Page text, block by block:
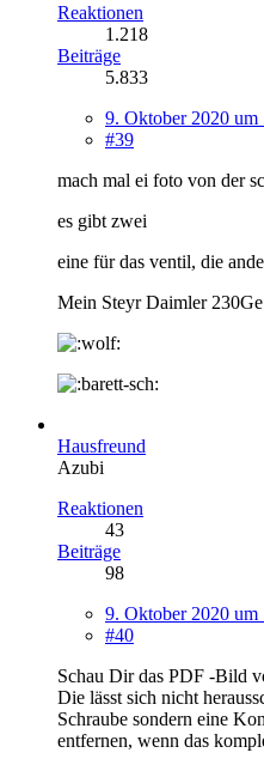
Reaktionen
1.218
Beiträge
5.833
9. Oktober 2020 um
#39
mach mal ei foto von der
es gibt zwei
eine für das ventil, die
Mein Steyr Daimler
Hausfreund
Azubi
Reaktionen
43
Beiträge
98
9. Oktober 2020 um
#40
Schau Dir das PDF -Bild
Die lässt sich nicht
Schraube sondern eine
entfernen, wenn das